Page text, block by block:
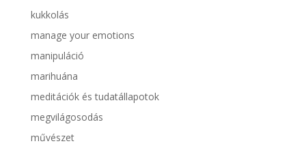
kukkolás
manage your emotions
manipuláció
marihuána
meditációk és tudatállapotok
megvilágosodás
művészet